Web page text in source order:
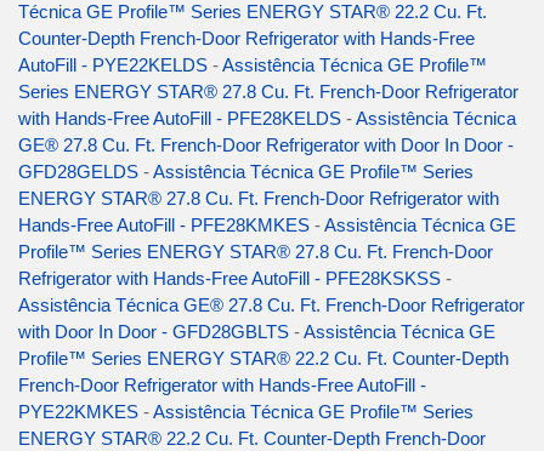
Técnica GE Profile™ Series ENERGY STAR® 22.2 Cu. Ft.
Counter-Depth French-Door Refrigerator with Hands-Free
AutoFill - PYE22KELDS -Assistência Técnica GE Profile™
Series ENERGY STAR® 27.8 Cu. Ft. French-Door Refrigerator
with Hands-Free AutoFill - PFE28KELDS -Assistência Técnica
GE® 27.8 Cu. Ft. French-Door Refrigerator with Door In Door -
GFD28GELDS -Assistência Técnica GE Profile™ Series
ENERGY STAR® 27.8 Cu. Ft. French-Door Refrigerator with
Hands-Free AutoFill - PFE28KMKES -Assistência Técnica GE
Profile™ Series ENERGY STAR® 27.8 Cu. Ft. French-Door
Refrigerator with Hands-Free AutoFill - PFE28KSKSS -
Assistência Técnica GE® 27.8 Cu. Ft. French-Door Refrigerator
with Door In Door - GFD28GBLTS -Assistência Técnica GE
Profile™ Series ENERGY STAR® 22.2 Cu. Ft. Counter-Depth
French-Door Refrigerator with Hands-Free AutoFill -
PYE22KMKES -Assistência Técnica GE Profile™ Series
ENERGY STAR® 22.2 Cu. Ft. Counter-Depth French-Door